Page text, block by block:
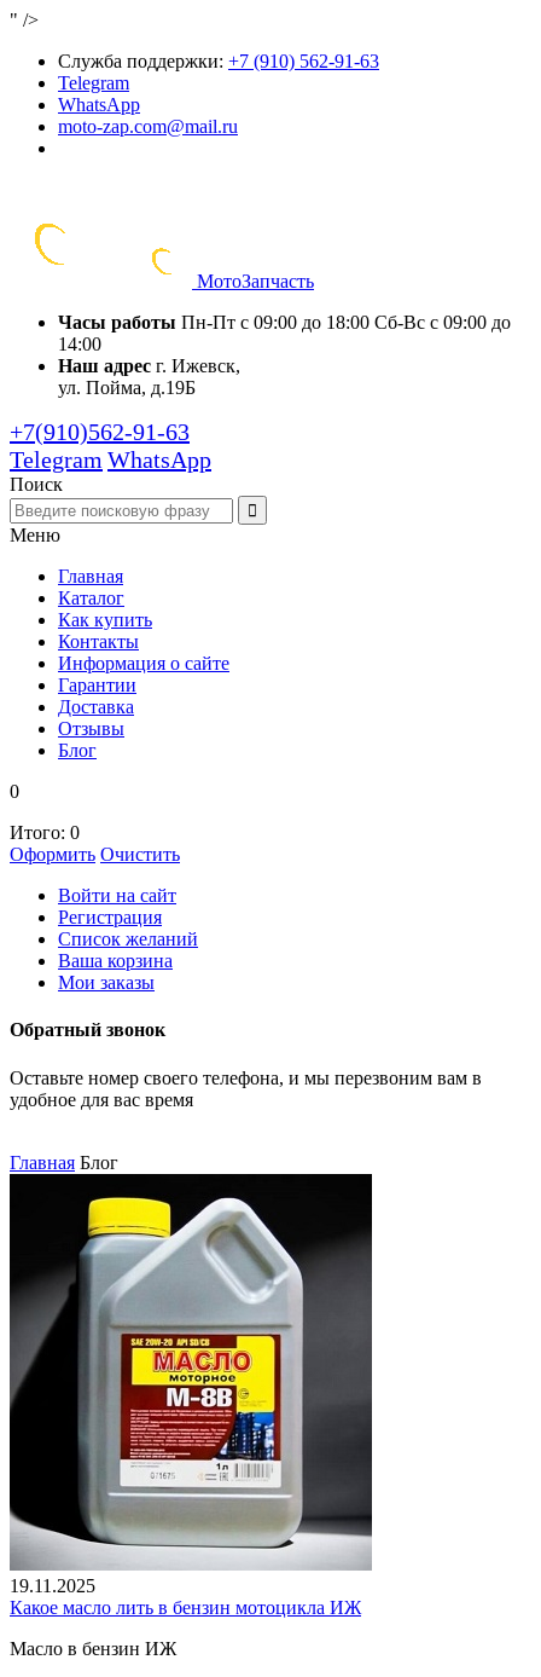
" />
Служба поддержки: +7 (910) 562-91-63
Telegram
WhatsApp
moto-zap.com@mail.ru
МотоЗапчасть
Часы работы Пн-Пт с 09:00 до 18:00 Сб-Вс с 09:00 до
14:00
Наш адрес г. Ижевск,
ул. Пойма, д.19Б
+7(910)562-91-63
Telegram WhatsApp
Поиск
Меню
Главная
Каталог
Как купить
Контакты
Информация о сайте
Гарантии
Доставка
Отзывы
Блог
0
Итого: 0
Оформить Очистить
Войти на сайт
Регистрация
Список желаний
Ваша корзина
Мои заказы
Обратный звонок
Оставьте номер своего телефона, и мы перезвоним вам в
удобное для вас время
Главная Блог
19.11.2025
Какое масло лить в бензин мотоцикла ИЖ
Масло в бензин ИЖ